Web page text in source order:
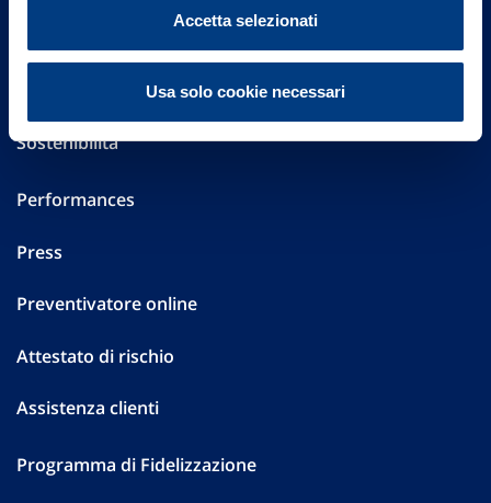
Accetta selezionati
Usa solo cookie necessari
Altre informazioni
Sostenibilità
Performances
Press
Preventivatore online
Attestato di rischio
Assistenza clienti
Programma di Fidelizzazione